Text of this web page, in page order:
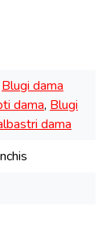
Blugi dama
dama, Blugi
dama